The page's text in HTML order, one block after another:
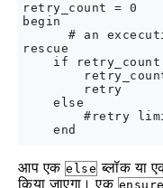
retry_count = 0
begin
# an
rescue
if retry_count
        retry
    else
#retry
आप एक else ब्लॉक या
किया जाएगा। एक ensure